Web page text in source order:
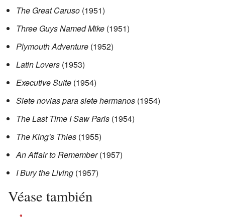
The Great Caruso (1951)
Three Guys Named Mike (1951)
Plymouth Adventure (1952)
Latin Lovers (1953)
Executive Suite (1954)
Siete novias para siete hermanos (1954)
The Last Time I Saw Paris (1954)
The King's Thies (1955)
An Affair to Remember(1957)
I Bury the Living (1957)
Véase también